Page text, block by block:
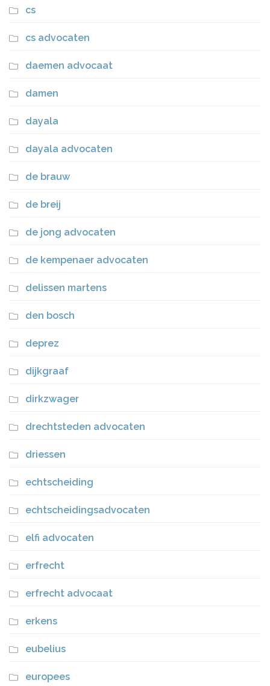
cs
cs advocaten
daemen advocaat
damen
dayala
dayala advocaten
de brauw
de breij
de jong advocaten
de kempenaer advocaten
delissen martens
den bosch
deprez
dijkgraaf
dirkzwager
drechtsteden advocaten
driessen
echtscheiding
echtscheidingsadvocaten
elfi advocaten
erfrecht
erfrecht advocaat
erkens
eubelius
europees